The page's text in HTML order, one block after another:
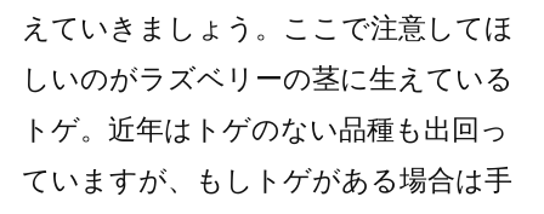
えていきましょう。ここで注意してほ
しいのがラズベリーの茎に生えている
トゲ。近年はトゲのない品種も出回っ
ていますが、もしトゲがある場合は手